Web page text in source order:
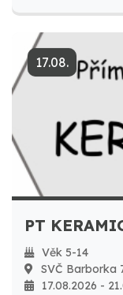
17.08.
PT
Věk 5-14
SVČ Barborka
17.08.2026 -